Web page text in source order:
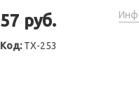
57 руб.
Код:TX-253